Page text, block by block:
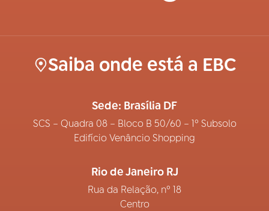
Saiba onde está a EBC
Sede: Brasília DF
SCS – Quadra 08 – Bloco B 50/60 – 1º Subsolo
Edifício Venâncio Shopping
Rio de Janeiro RJ
Rua da Relação, nº 18
Centro